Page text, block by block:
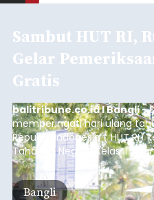
Sambut HUT RI,
Gelar
Gratis
balitribune.co.id I Bangli -
memperingati hari ulang
Republik Indonesia ( HUT RI)
Tahanan Negara Kelas II B
kegiatan pemeriksaan
(6/8/2026).
Bangli